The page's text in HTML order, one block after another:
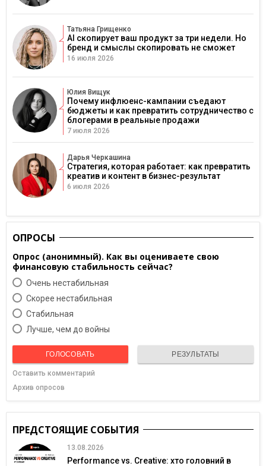
Татьяна Грищенко
AI скопирует ваш продукт за три недели. Но
бренд и смыслы скопировать не сможет
16 июля 2026
Юлия Вищук
Почему инфлюенс-кампании съедают
бюджеты и как превратить сотрудничество с
блогерами в реальные продажи
7 июля 2026
Дарья Черкашина
Стратегия, которая работает: как превратить
креатив и контент в бизнес-результат
6 июля 2026
ОПРОСЫ
Опрос (анонимный). Как вы оцениваете свою
финансовую стабильность сейчас?
Очень нестабильная
Скорее нестабильная
Cтабильная
Лучше, чем до войны
ГОЛОСОВАТЬ РЕЗУЛЬТАТЫ
Оставить комментарий
Архив опросов
ПРЕДСТОЯЩИЕ СОБЫТИЯ
13.08.2026
Performance vs. Creative: хто головний в